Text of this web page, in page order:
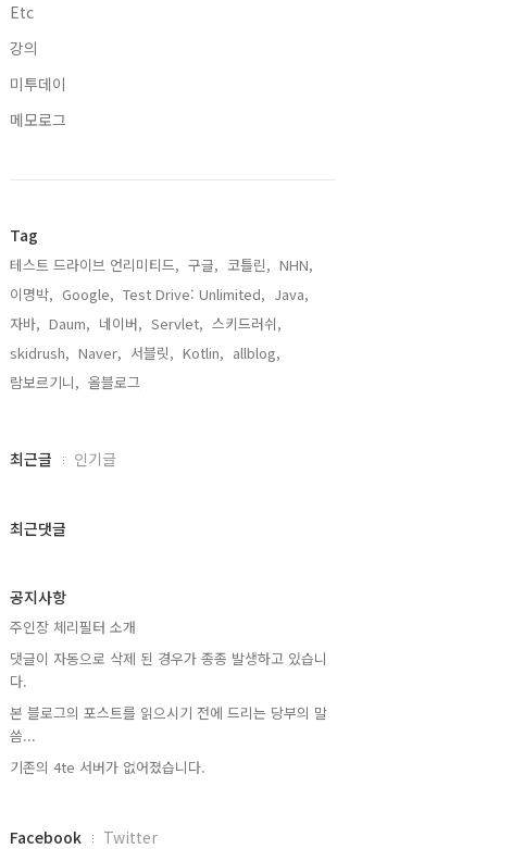
Etc
강의
미투데이
메모로그
Tag
테스트 드라이브 언리미티드, 구글, 코틀린, NHN,
이명박, Google, Test Drive: Unlimited, Java,
자바, Daum, 네이버, Servlet, 스키드러쉬,
skidrush, Naver, 서블릿, Kotlin, allblog,
람보르기니, 올블로그,
최
과
글
최근글 인기글
최근댓글
공지사항
주인장 체리필터 소개
댓글이 자동으로 삭제 된 경우가 종종 발생하고 있습니
다.
본 블로그의 포스트를 읽으시기 전에 드리는 당부의 말
씀...
기존의 4te 서버가 없어졌습니다.
페
Facebook Twitter